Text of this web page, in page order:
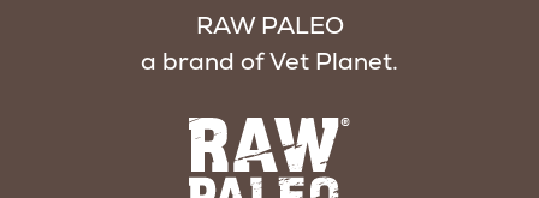
RAW PALEO
a brand of Vet Planet.